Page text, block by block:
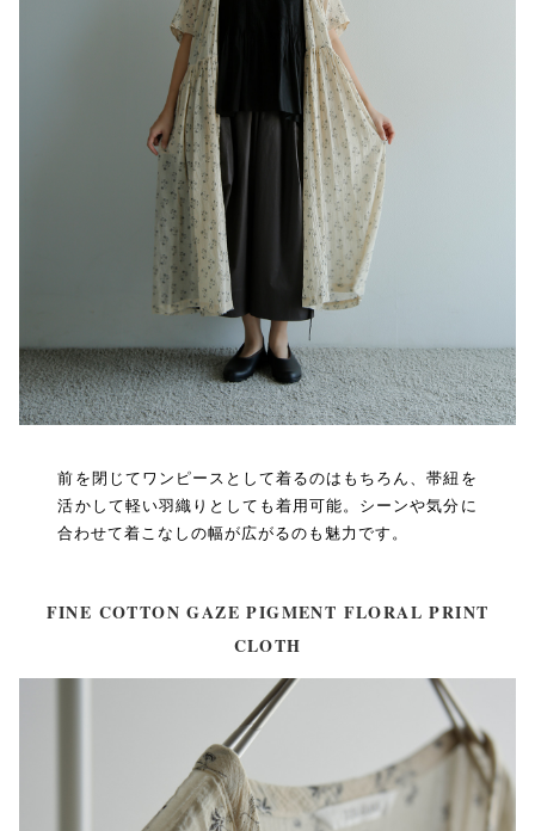
前を閉じてワンピースとして着るのはもちろん、帯紐を
活かして軽い羽織りとしても着用可能。シーンや気分に
合わせて着こなしの幅が広がるのも魅力です。
FINE COTTON GAZE PIGMENT FLORAL PRINT
CLOTH